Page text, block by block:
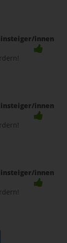
innen
innen
innen